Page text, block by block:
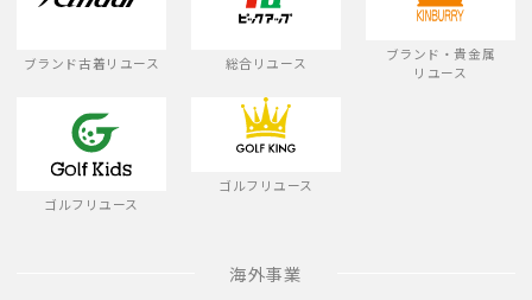
ブランド古着リユース 総合リユース
ブランド・貴金属
リユース
ゴルフリユース
ゴルフリユース
海外事業